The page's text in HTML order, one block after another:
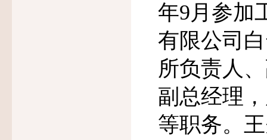
年9月参加
有限公司
所负责人
副总经理
等职务。